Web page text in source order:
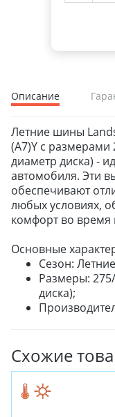
Описание
Летние шины
(A7)Y с
диаметр диска) -
автомобиля. Эти
обеспечивают
любых условиях,
комфорт во время
Основные
Сезон:
Размеры:
диска);
Схожие